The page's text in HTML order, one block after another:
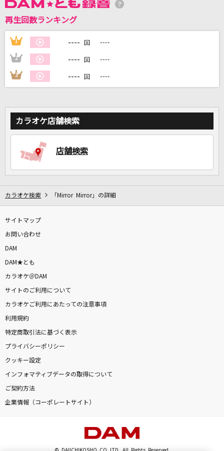
DAMに会員登録・ログインして
カラオケをもっと楽しもう！
再生回数ランキング
1 ---- 回 ----
2 ---- 回 ----
3 ---- 回 ----
カラオケ店舗検索
店舗検索
カラオケ検索 「Mirror Mirror」の詳細
サイトマップ
お問い合わせ
DAM
DAM★とも
カラオケ＠DAM
サイトのご利用について
カラオケご利用にあたっての注意事項
利用規約
特定商取引法に基づく表示
プライバシーポリシー
クッキー設定
インフォマティブデータの取得について
ご契約方法
企業情報（コーポレートサイト）
© DAIICHIKOSHO CO.,LTD. All Rights Reserved.